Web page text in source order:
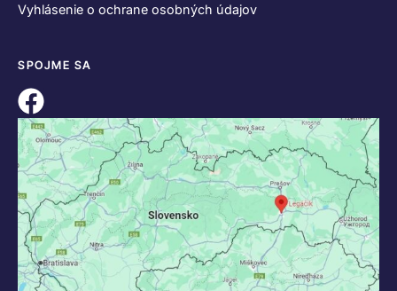
Vyhlásenie o ochrane osobných údajov
SPOJME SA